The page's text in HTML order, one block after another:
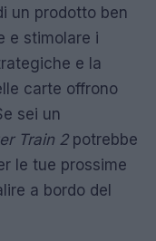
un prodotto ben
e stimolare i
e la
carte offrono
sei un
Train 2potrebbe
le tue prossime
a bordo del